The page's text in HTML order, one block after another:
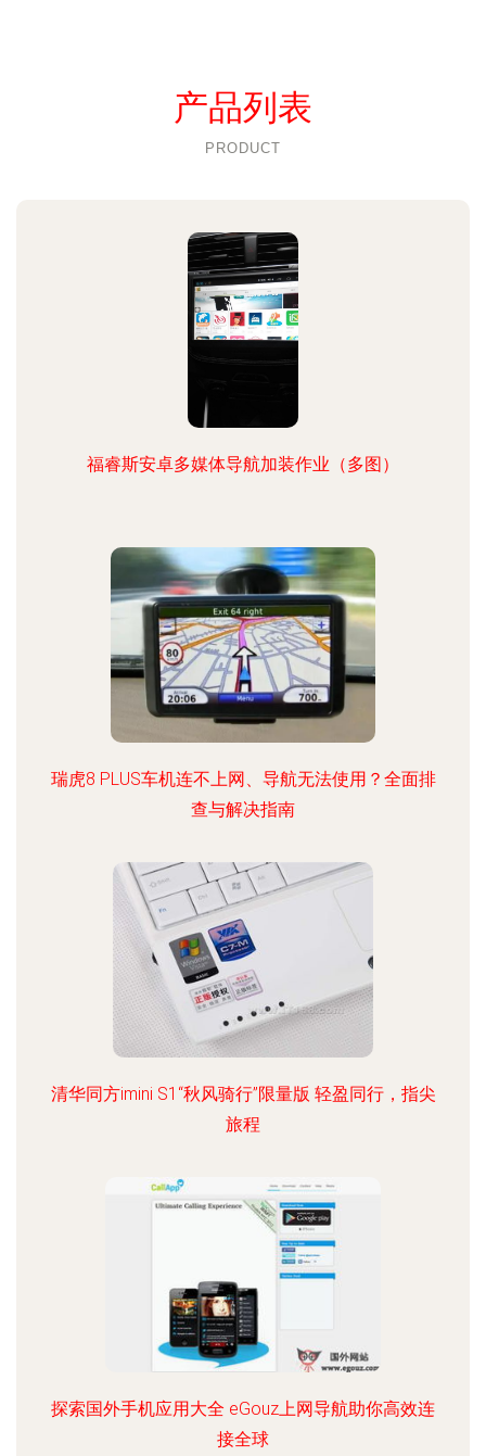
产品列表
PRODUCT
福睿斯安卓多媒体导航加装作业（多图）
瑞虎8 PLUS车机连不上网、导航无法使用？全面排
查与解决指南
清华同方imini S1“秋风骑行”限量版 轻盈同行，指尖
旅程
探索国外手机应用大全 eGouz上网导航助你高效连
接全球